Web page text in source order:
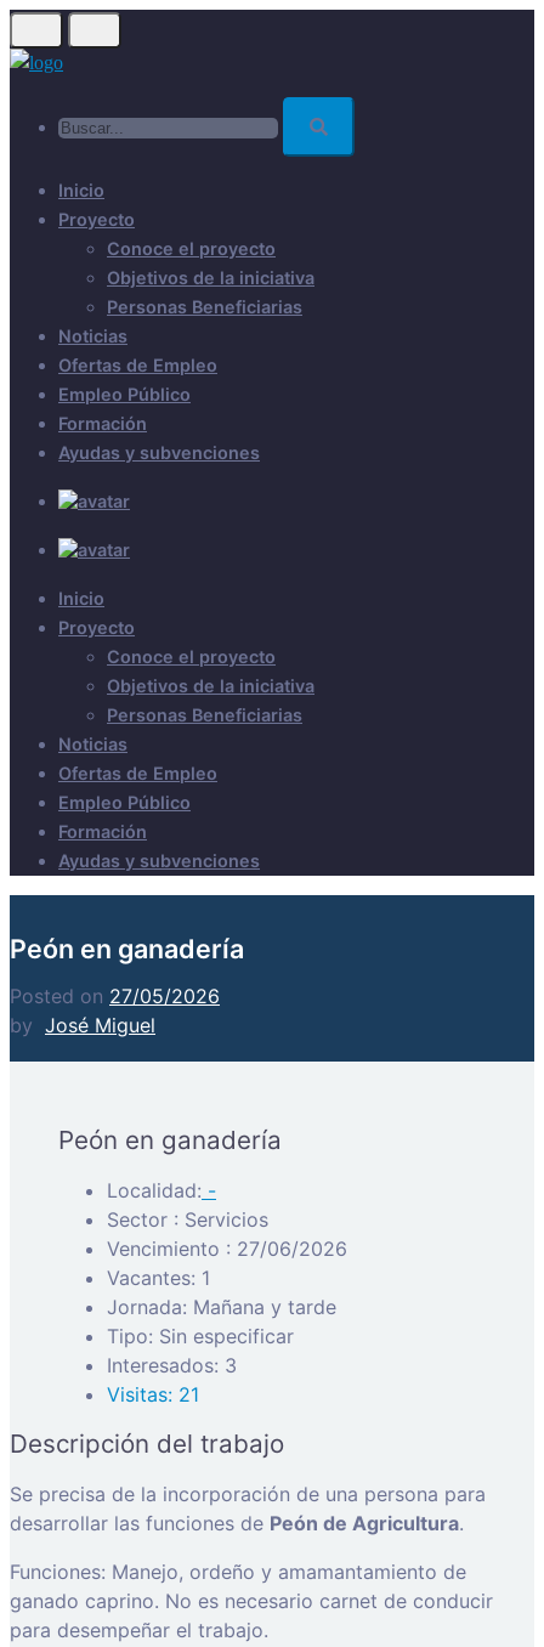
Skip
to
Inicio
Proyecto
Conoce el proyecto
Objetivos de la iniciativa
Personas Beneficiarias
Noticias
Ofertas de Empleo
Empleo Público
Formación
Ayudas y subvenciones
Inicio
Proyecto
Conoce el proyecto
Objetivos de la iniciativa
Personas Beneficiarias
Noticias
Ofertas de Empleo
Empleo Público
Formación
Ayudas y subvenciones
Peón en ganadería
Posted on 27/05/2026
by José Miguel
Peón en ganadería
Localidad: -
Sector : Servicios
Vencimiento : 27/06/2026
Vacantes: 1
Jornada: Mañana y tarde
Tipo: Sin especificar
Interesados: 3
Visitas: 21
Descripción del trabajo
Se precisa de la incorporación de una persona para
desarrollar las funciones de Peón de Agricultura.
Funciones: Manejo, ordeño y amamantamiento de
ganado caprino. No es necesario carnet de conducir
para desempeñar el trabajo.